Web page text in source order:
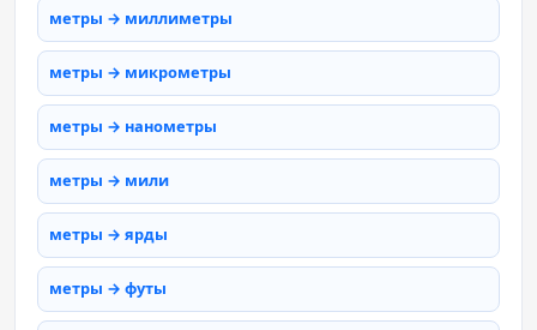
метры → миллиметры
метры → микрометры
метры → нанометры
метры → мили
метры → ярды
метры → футы